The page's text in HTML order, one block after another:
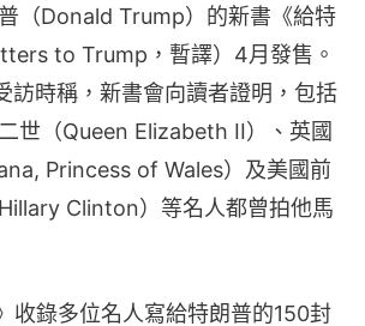
（Donald Trump）的新書《給特
to Trump，暫譯）4月發售。
訪時稱，新書會向讀者證明，包括
世（Queen Elizabeth II）、英國
Princess of Wales）及美國前
Clinton）等名人都曾拍他馬
收錄多位名人寫給特朗普的150封